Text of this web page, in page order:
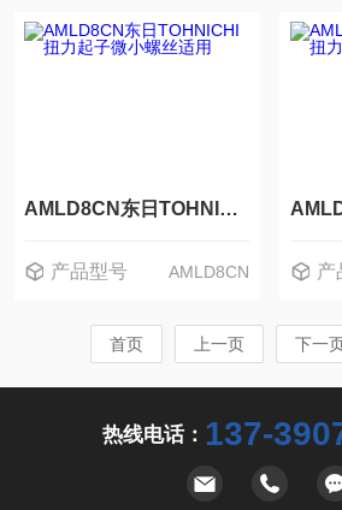
AMLD8CN东日TOHNICHI扭力起子微小螺丝适用
产品型号 AMLD8CN 产
首页 上一页 下一
热线电话： 137-